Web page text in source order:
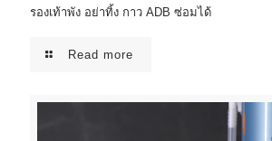
รองเท้าพัง อย่าทิ้ง กาว ADB ซ่อมได้
Read more